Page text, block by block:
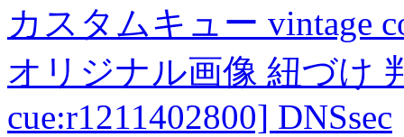
カスタムキュー vintage
オリジナル画像 紐づけ
cue:r1211402800] DNSsec